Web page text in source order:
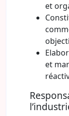
et
et